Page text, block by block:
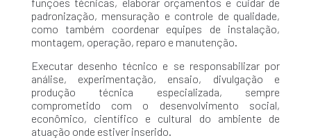
padronização, mensuração e controle de qualidade,
como também coordenar equipes de instalação,
montagem, operação, reparo e manutenção.
Executar desenho técnico e se responsabilizar por
análise, experimentação, ensaio, divulgação e
produção técnica especializada, sempre
comprometido com o desenvolvimento social,
econômico, científico e cultural do ambiente de
atuação onde estiver inserido.